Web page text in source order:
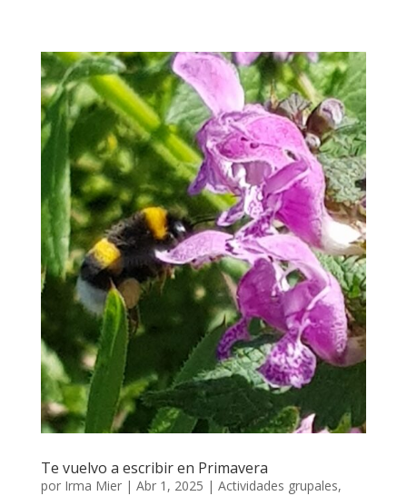
Te vuelvo a escribir en Primavera
por Irma Mier| Abr 1, 2025 | Actividades grupales,